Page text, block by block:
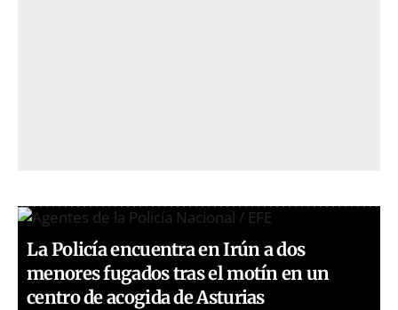
La Policía encuentra en Irún a dos
menores fugados tras el motín en un
centro de acogida de Asturias